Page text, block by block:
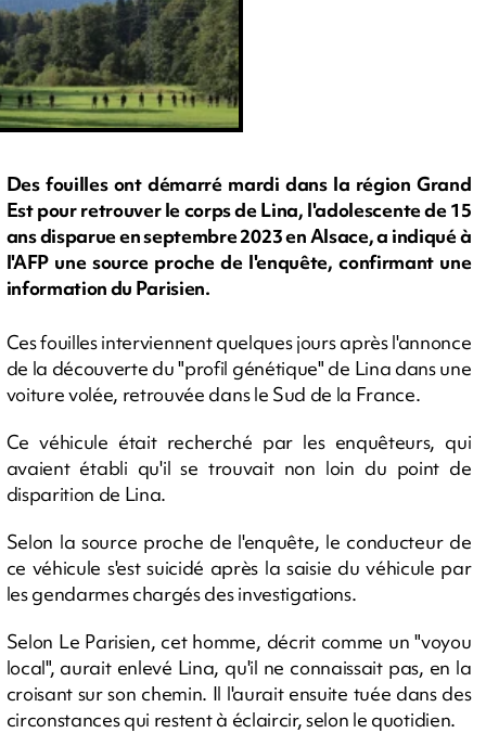
Des fouilles ont démarré mardi dans la région Grand
Est pour retrouver le corps de Lina, l'adolescente de 15
ans disparue en septembre 2023 en Alsace, a indiqué à
l'AFP une source proche de l'enquête, confirmant une
information du Parisien.
Ces fouilles interviennent quelques jours après l'annonce
de la découverte du "profil génétique" de Lina dans une
voiture volée, retrouvée dans le Sud de la France.
Ce véhicule était recherché par les enquêteurs, qui
avaient établi qu'il se trouvait non loin du point de
disparition de Lina.
Selon la source proche de l'enquête, le conducteur de
ce véhicule s'est suicidé après la saisie du véhicule par
les gendarmes chargés des investigations.
Selon Le Parisien, cet homme, décrit comme un "voyou
local", aurait enlevé Lina, qu'il ne connaissait pas, en la
croisant sur son chemin. Il l'aurait ensuite tuée dans des
circonstances qui restent à éclaircir, selon le quotidien.